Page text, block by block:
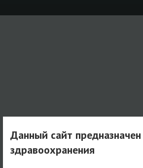
Данный сайт
здравоохранения